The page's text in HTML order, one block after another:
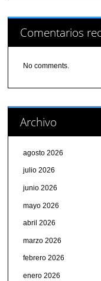
Comentarios
No comments.
Archivo
agosto 2026
julio 2026
junio 2026
mayo 2026
abril 2026
marzo 2026
febrero 2026
enero 2026